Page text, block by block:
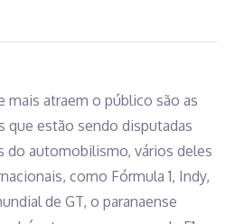
mais atraem o público são as
que estão sendo disputadas
do automobilismo, vários deles
como Fórmula 1, Indy,
de GT, o paranaense